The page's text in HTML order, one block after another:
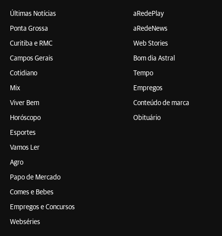
Últimas Notícias
Ponta Grossa
Curitiba e RMC
Campos Gerais
Cotidiano
Mix
Viver Bem
Horóscopo
Esportes
Vamos Ler
Agro
Papo de Mercado
Comes e Bebes
Empregos e Concursos
Webséries
aRedePlay
aRedeNews
Web Stories
Bom dia Astral
Tempo
Empregos
Conteúdo de marca
Obituário